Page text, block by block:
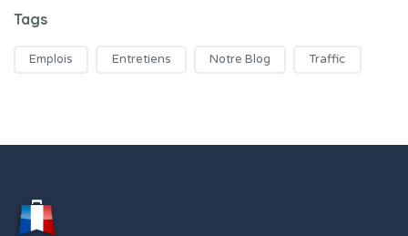
Tags
Emplois Entretiens Notre Blog Traffic